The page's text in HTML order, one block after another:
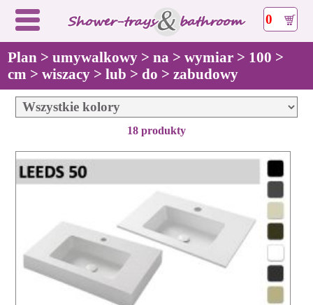
0
Plan > umywalkowy > na > wymiar > 100 >
cm > wiszacy > lub > do > zabudowy
18 produkty